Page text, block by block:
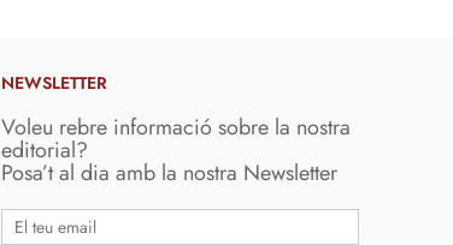
NEWSLETTER
Voleu rebre informació sobre la nostra
editorial?
Posa’t al dia amb la nostra Newsletter